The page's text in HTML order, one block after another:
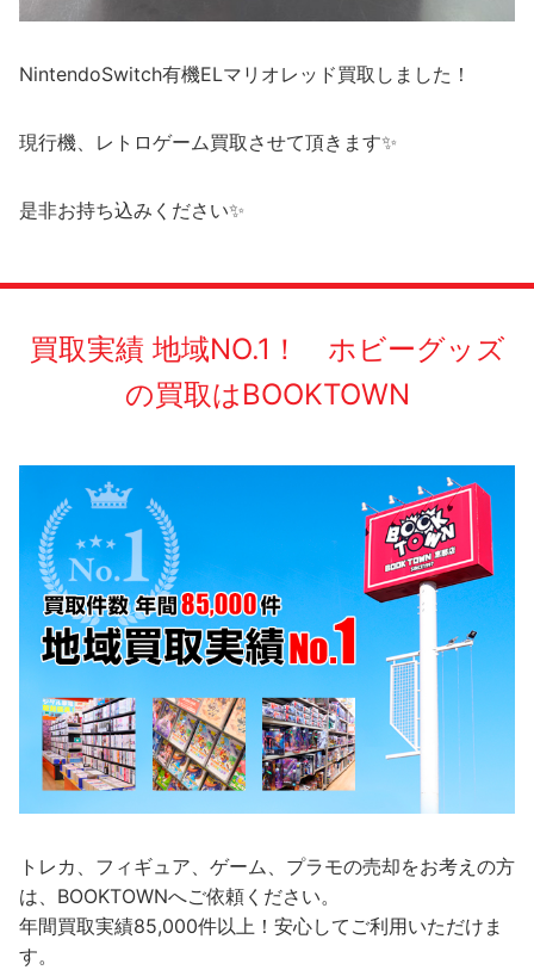
NintendoSwitch有機ELマリオレッド買取しました！
現行機、レトロゲーム買取させて頂きます✨
是非お持ち込みください✨
買取実績 地域NO.1！ ホビーグッズ
の買取はBOOKTOWN
トレカ、フィギュア、ゲーム、プラモの売却をお考えの方
は、BOOKTOWNへご依頼ください。
年間買取実績85,000件以上！安心してご利用いただけま
す。